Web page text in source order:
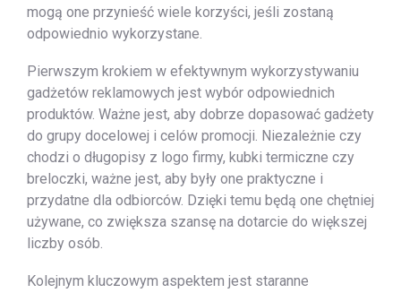
mogą one przynieść wiele korzyści, jeśli zostaną
odpowiednio wykorzystane.
Pierwszym krokiem w efektywnym wykorzystywaniu
gadżetów reklamowych jest wybór odpowiednich
produktów. Ważne jest, aby dobrze dopasować gadżety
do grupy docelowej i celów promocji. Niezależnie czy
chodzi o długopisy z logo firmy, kubki termiczne czy
breloczki, ważne jest, aby były one praktyczne i
przydatne dla odbiorców. Dzięki temu będą one chętniej
używane, co zwiększa szansę na dotarcie do większej
liczby osób.
Kolejnym kluczowym aspektem jest staranne